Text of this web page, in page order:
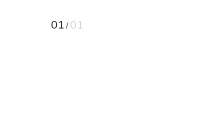
01 / 01